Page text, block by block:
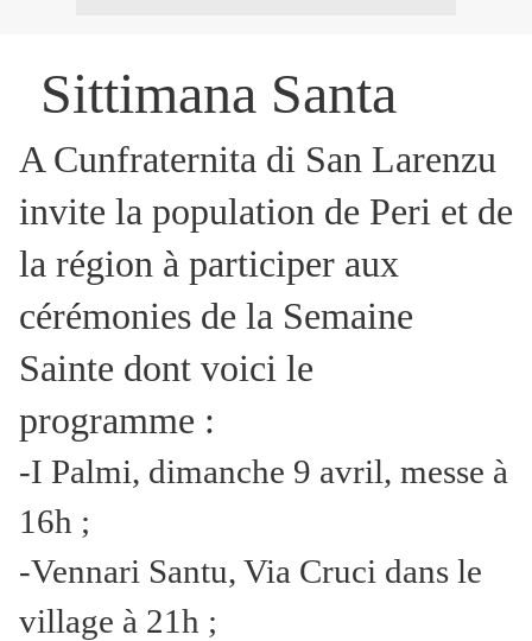
Sittimana Santa
A Cunfraternita di San Larenzu
invite la population de Peri et de
la région à participer aux
cérémonies de la Semaine
Sainte dont voici le
programme :
-I Palmi, dimanche 9 avril, messe à
16h ;
-Vennari Santu, Via Cruci dans le
village à 21h ;